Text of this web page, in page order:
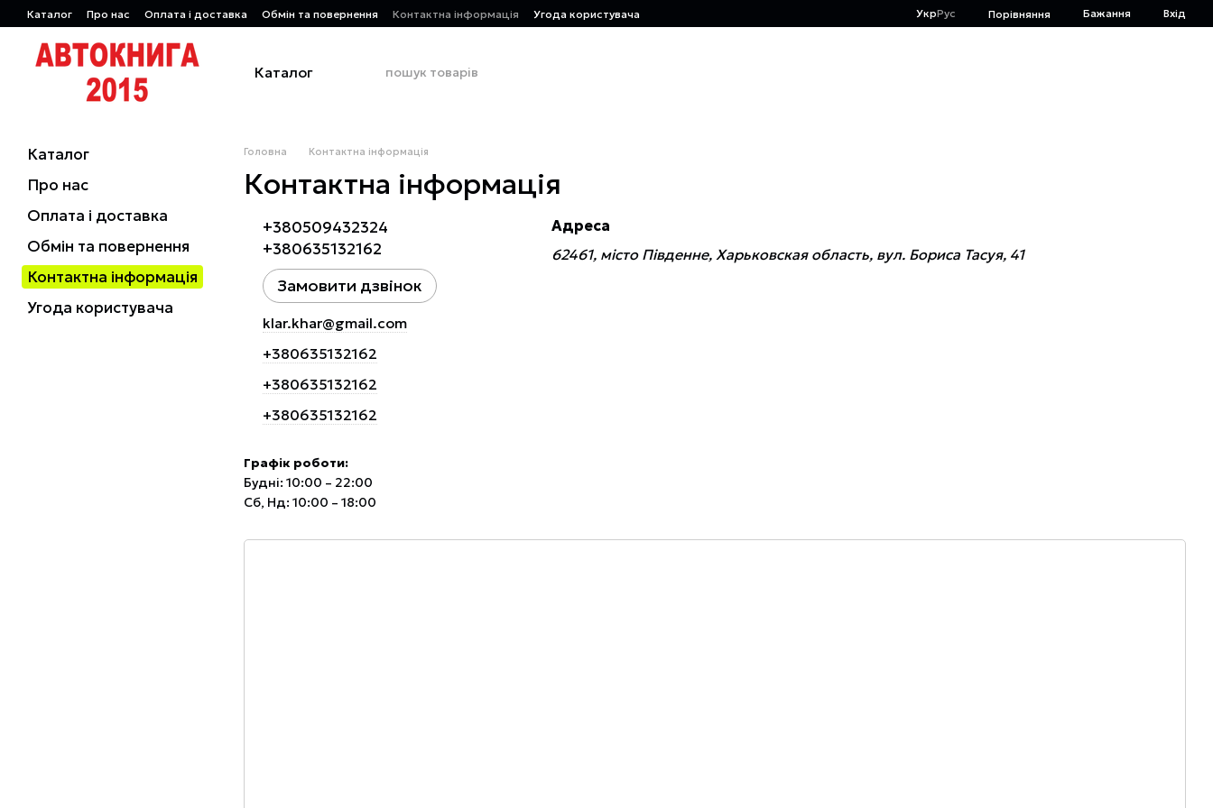
Перейти до основного контенту
Каталог Про нас Оплата і доставка Обмін та повернення Контактна інформація Угода користувача УкрРус Порівняння Бажання Вхід
Каталог
Головна Контактна інформація
Контактна інформація
+380509432324
+380635132162
Замовити дзвінок
klar.khar@gmail.com
+380635132162
+380635132162
+380635132162
Адреса
62461, місто Південне, Харьковская область, вул. Бориса Тасуя, 41
Графік роботи:
Будні: 10:00 – 22:00
Сб, Нд: 10:00 – 18:00
Каталог
Про нас
Оплата і доставка
Обмін та повернення
Контактна інформація
Угода користувача